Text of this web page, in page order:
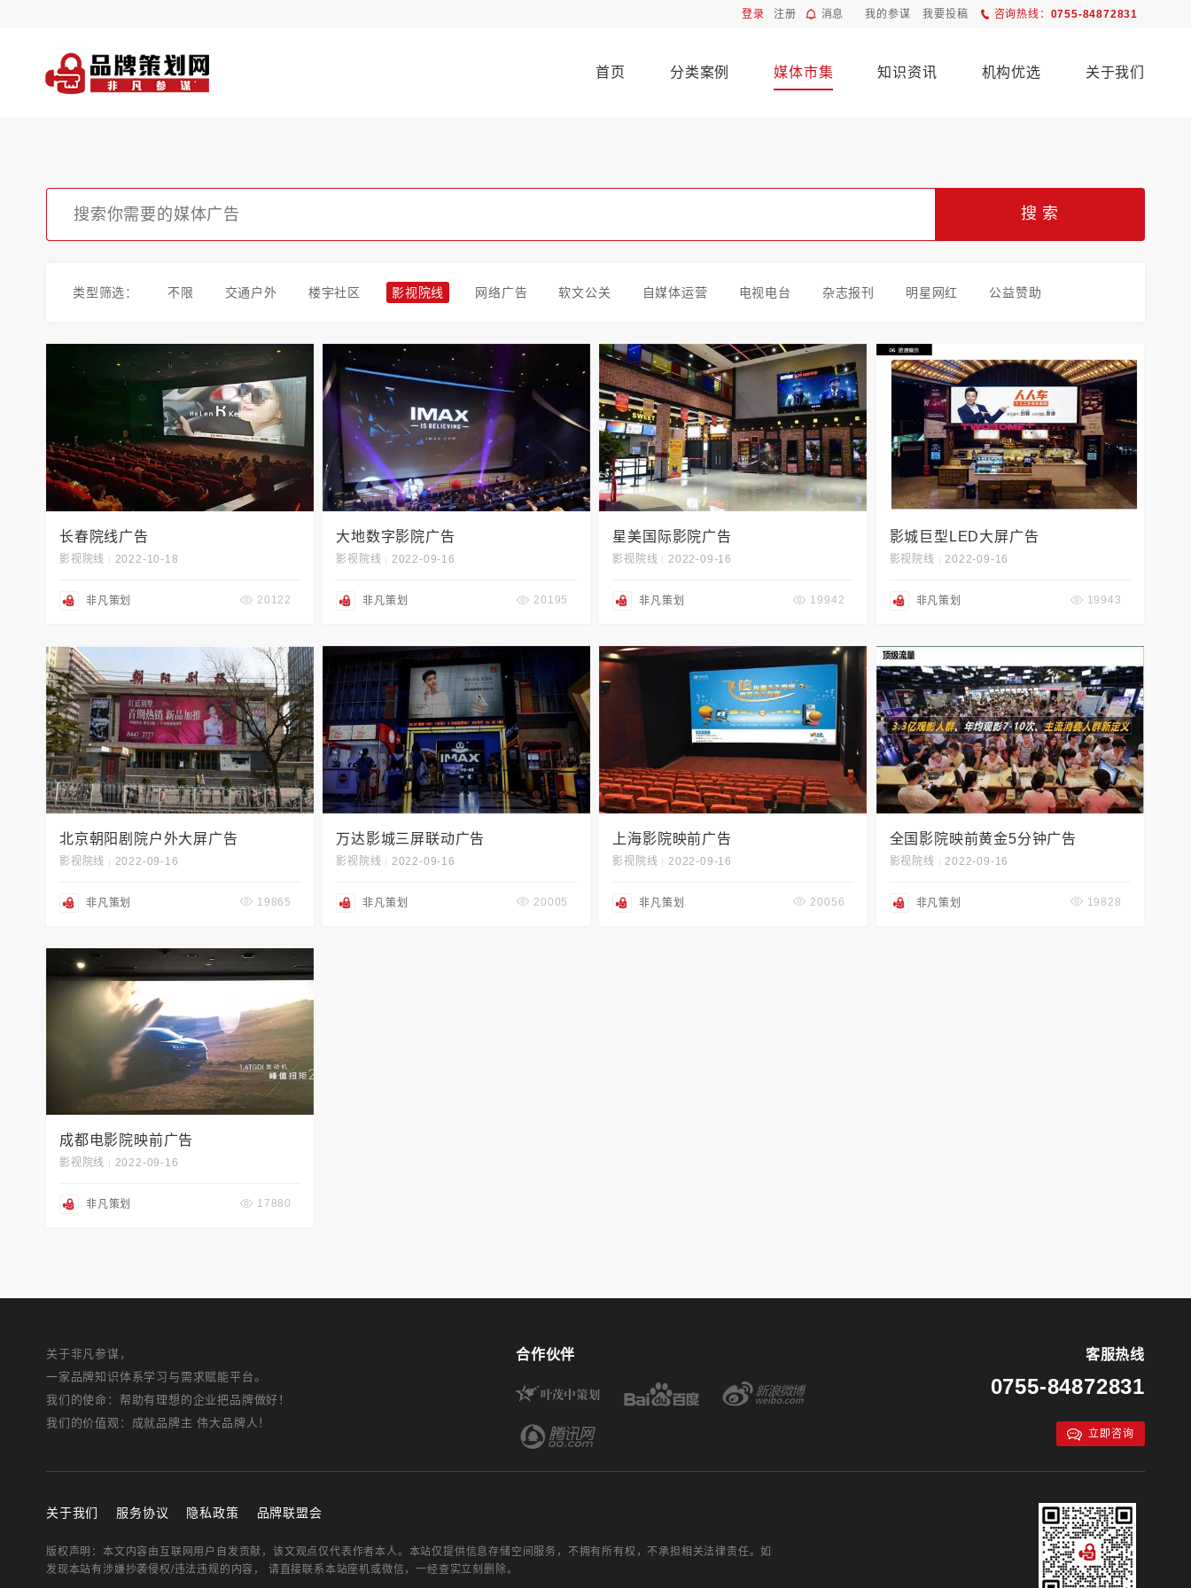
登录 注册 消息 我的参谋 我要投稿 咨询热线： 0755-84872831
首页 分类案例 媒体市集 知识资讯 机构优选 关于我们
搜 索
类型筛选： 不限 交通户外 楼宇社区 影视院线 网络广告 软文公关 自媒体运营 电视电台 杂志报刊 明星网红 公益赞助
长春院线广告
影视院线 | 2022-10-18
非凡策划 20122
大地数字影院广告
影视院线 | 2022-09-16
非凡策划 20195
星美国际影院广告
影视院线 | 2022-09-16
非凡策划 19942
影城巨型LED大屏广告
影视院线 | 2022-09-16
非凡策划 19943
北京朝阳剧院户外大屏广告
影视院线 | 2022-09-16
非凡策划 19865
万达影城三屏联动广告
影视院线 | 2022-09-16
非凡策划 20005
上海影院映前广告
影视院线 | 2022-09-16
非凡策划 20056
全国影院映前黄金5分钟广告
影视院线 | 2022-09-16
非凡策划 19828
成都电影院映前广告
影视院线 | 2022-09-16
非凡策划 17880
关于非凡参谋，
一家品牌知识体系学习与需求赋能平台。
我们的使命：帮助有理想的企业把品牌做好！
我们的价值观：成就品牌主 伟大品牌人！
合作伙伴 客服热线
0755-84872831
立即咨询
关于我们 服务协议 隐私政策 品牌联盟会
版权声明：本文内容由互联网用户自发贡献，该文观点仅代表作者本人。本站仅提供信息存储空间服务，不拥有所有权，不承担相关法律责任。如
发现本站有涉嫌抄袭侵权/违法违规的内容， 请直接联系本站座机或微信，一经查实立刻删除。